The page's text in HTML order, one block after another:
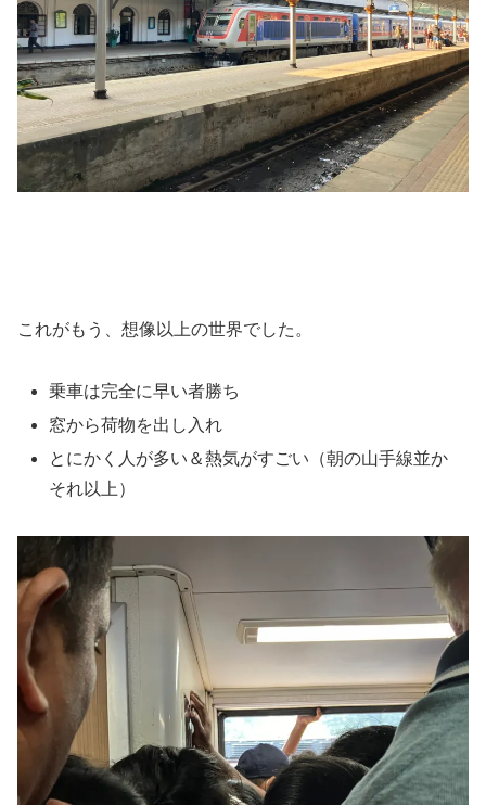
これがもう、想像以上の世界でした。
乗車は完全に早い者勝ち
窓から荷物を出し入れ
とにかく人が多い＆熱気がすごい（朝の山手線並か
それ以上）